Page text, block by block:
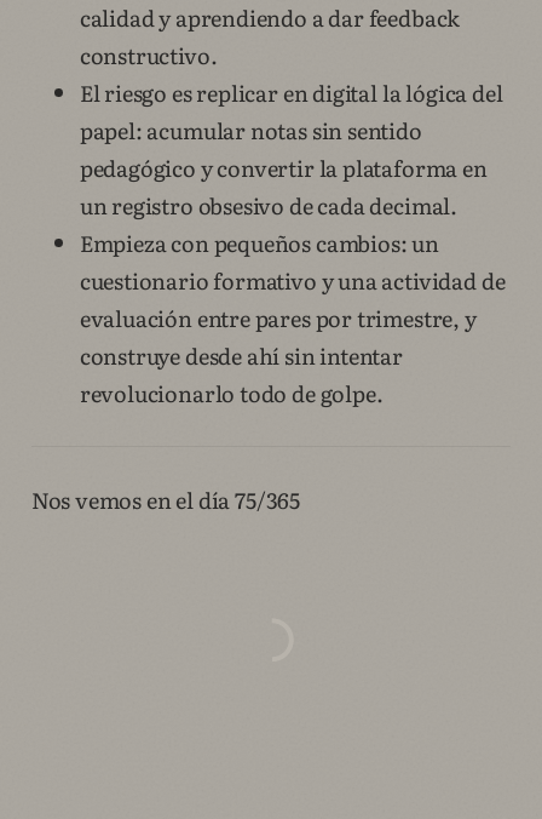
calidad y aprendiendo a dar feedback
constructivo.
El riesgo es replicar en digital la lógica del
papel: acumular notas sin sentido
pedagógico y convertir la plataforma en
un registro obsesivo de cada decimal.
Empieza con pequeños cambios: un
cuestionario formativo y una actividad de
evaluación entre pares por trimestre, y
construye desde ahí sin intentar
revolucionarlo todo de golpe.
Nos vemos en el día 75/365